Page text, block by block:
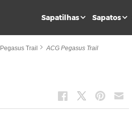
Sapatilhas Sapatos
Pegasus Trail ACG Pegasus Trail